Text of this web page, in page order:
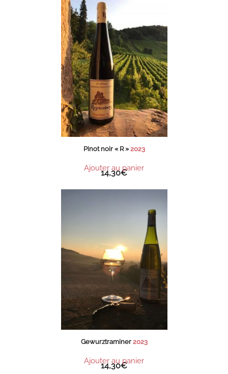
Pinot noir « R »2023
14,30€
Ajouter au panier
Gewurztraminer 2023
14,30€
Ajouter au panier